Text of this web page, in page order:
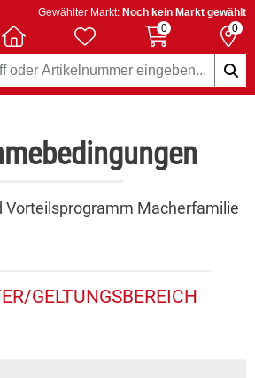
Gewählter Markt: Noch kein Markt gewählt
0
0
Vorteilsprogramm Macherfamilie
GELTUNGSBEREICH